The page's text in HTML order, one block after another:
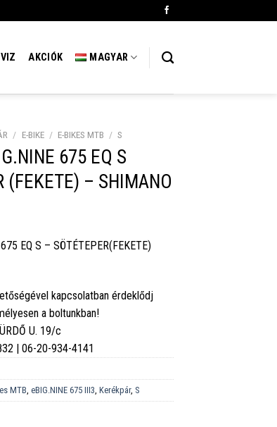
AKCIÓK MAGYAR
/ E-BIKE / E-BIKES MTB / S
675 EQ S
(FEKETE) – SHIMANO
EQ S – SÖTÉTEPER(FEKETE)
kapcsolatban érdeklődj
a boltunkban!
U. 19/c
| 06-20-934-4141
MTB ,eBIG.NINE 675 III3 ,Kerékpár, S